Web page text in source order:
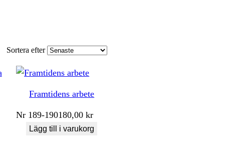
Sortera efter
Framtidens arbete
Nr 189-190180,00kr
Lägg till i varukorg